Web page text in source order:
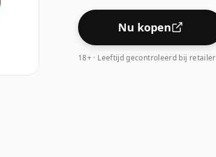
Nu kopen
18+ · Leeftijd gecontroleerd bij retailer